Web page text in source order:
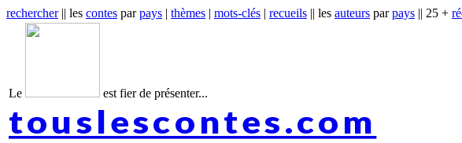
rechercher|| les contes parpays | thèmes | mots-clés | recueils || les auteurs parpays || 25 +
Le est fier de présenter...
touslescontes.com